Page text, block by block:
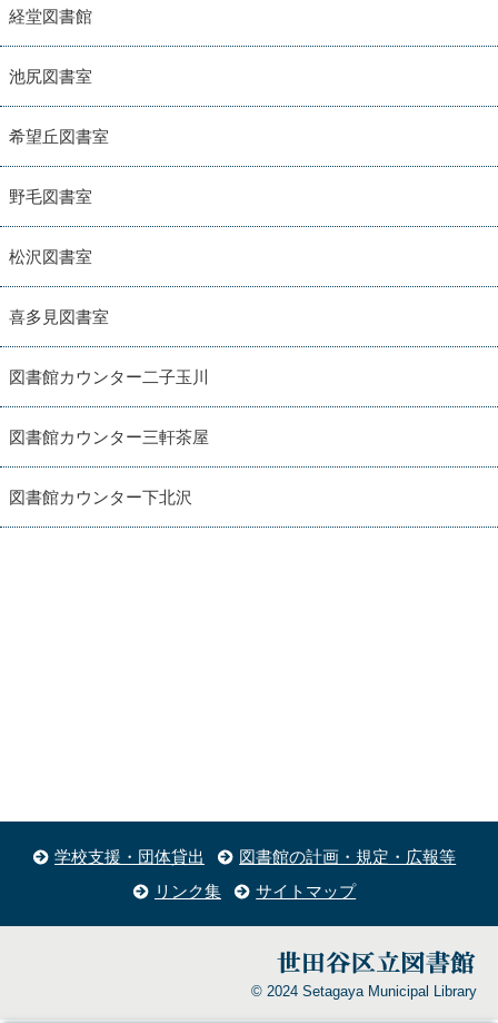
経堂図書館
池尻図書室
希望丘図書室
野毛図書室
松沢図書室
喜多見図書室
図書館カウンター二子玉川
図書館カウンター三軒茶屋
図書館カウンター下北沢
学校支援・団体貸出
図書館の計画・規定・広報等
リンク集
サイトマップ
© 2024 Setagaya Municipal Library